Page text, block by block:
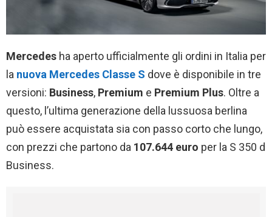
Mercedes ha aperto ufficialmente gli ordini in Italia per
la nuova Mercedes Classe S dove è disponibile in tre
versioni: Business, Premium e Premium Plus. Oltre a
questo, l’ultima generazione della lussuosa berlina
può essere acquistata sia con passo corto che lungo,
con prezzi che partono da 107.644 euro per la S 350 d
Business.